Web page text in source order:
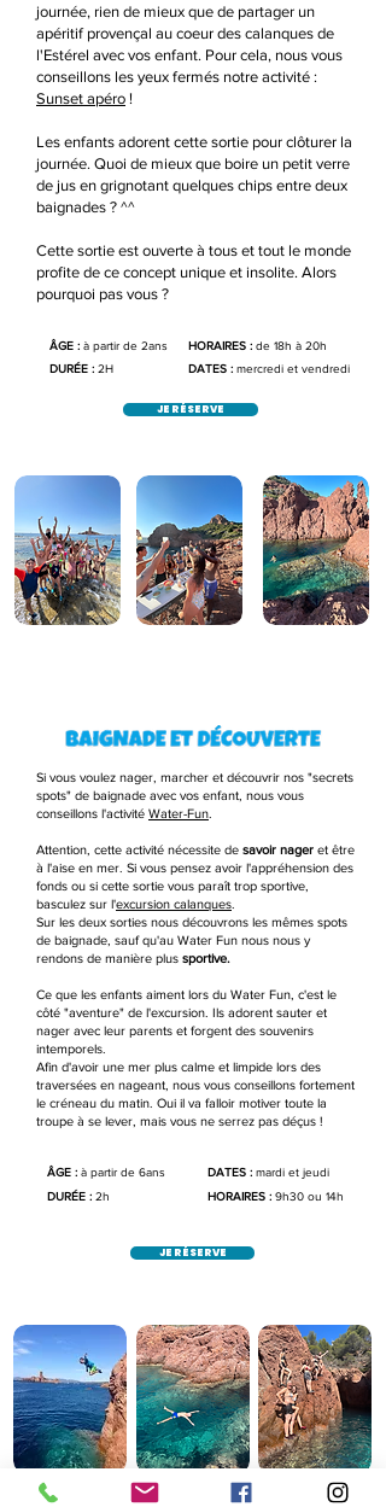
journée, rien de mieux que de partager un
apéritif provençal au coeur des calanques de
l'Estérel avec vos enfant. Pour cela, nous vous
conseillons les yeux fermés notre activité :
Sunset apéro !
Les enfants adorent cette sortie pour clôturer la
journée. Quoi de mieux que boire un petit verre
de jus en grignotant quelques chips entre deux
baignades ? ^^
Cette sortie est ouverte à tous et tout le monde
profite de ce concept unique et insolite. Alors
pourquoi pas vous ?
ÂGE : à partir de 2ans
DURÉE : 2H
HORAIRES : de 18h à 20h
DATES : mercredi et vendredi
JE RÉSERVE
ÂGE : à partir de 6ans
DURÉE : 2h
DATES : mardi et jeudi
HORAIRES : 9h30 ou 14h
Si vous voulez nager, marcher et découvrir nos "secrets
spots" de baignade avec vos enfant, nous vous
conseillons l'activité Water-Fun
Attention, cette activité nécessite de savoir nager et être
à l'aise en mer. Si vous pensez avoir l'appréhension des
fonds ou si cette sortie vous paraît trop sportive,
basculez sur l'excursion calanques
Sur les deux sorties nous découvrons les mêmes spots
de baignade, sauf qu'au Water Fun nous nous y
rendons de manière plus sportive.
Ce que les enfants aiment lors du Water Fun, c'est le
côté "aventure" de l'excursion. Ils adorent sauter et
nager avec leur parents et forgent des souvenirs
intemporels.
Afin d'avoir une mer plus calme et limpide lors des
traversées en nageant, nous vous conseillons fortement
le créneau du matin. Oui il va falloir motiver toute la
troupe à se lever, mais vous ne serrez pas déçus !
JE RÉSERVE